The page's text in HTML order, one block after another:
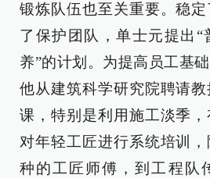
锻炼队伍也至关重要。稳
了保护团队，单士元提出“
养”的计划。为提高员工基
他从建筑科学研究院聘请
课，特别是利用施工淡季
对年轻工匠进行系统培训
种的工匠师傅，到工程队